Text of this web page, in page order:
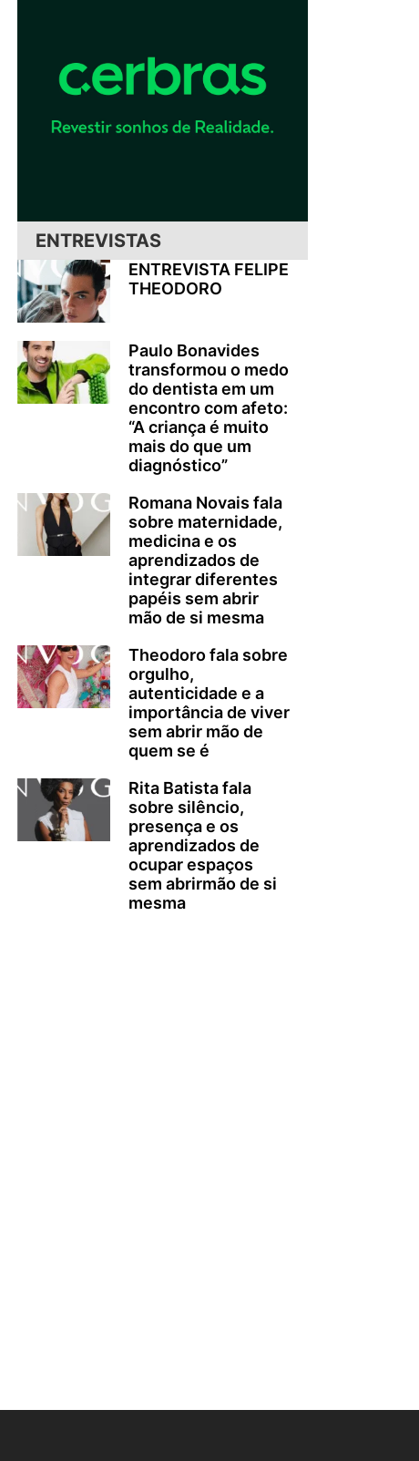
ENTREVISTAS
ENTREVISTA FELIPE
THEODORO
Paulo Bonavides
transformou o medo
do dentista em um
encontro com afeto:
“A criança é muito
mais do que um
diagnóstico”
Romana Novais fala
sobre maternidade,
medicina e os
aprendizados de
integrar diferentes
papéis sem abrir
mão de si mesma
Theodoro fala sobre
orgulho,
autenticidade e a
importância de viver
sem abrir mão de
quem se é
Rita Batista fala
sobre silêncio,
presença e os
aprendizados de
ocupar espaços
sem abrirmão de si
mesma